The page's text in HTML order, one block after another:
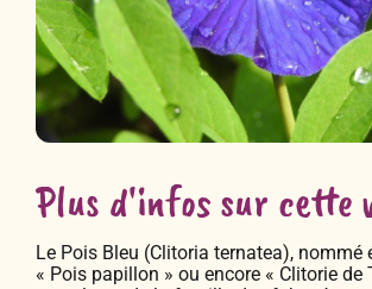
Plus d'infos sur cette
Le Pois Bleu (Clitoria ternatea), nommé
« Pois papillon » ou encore « Clitorie de